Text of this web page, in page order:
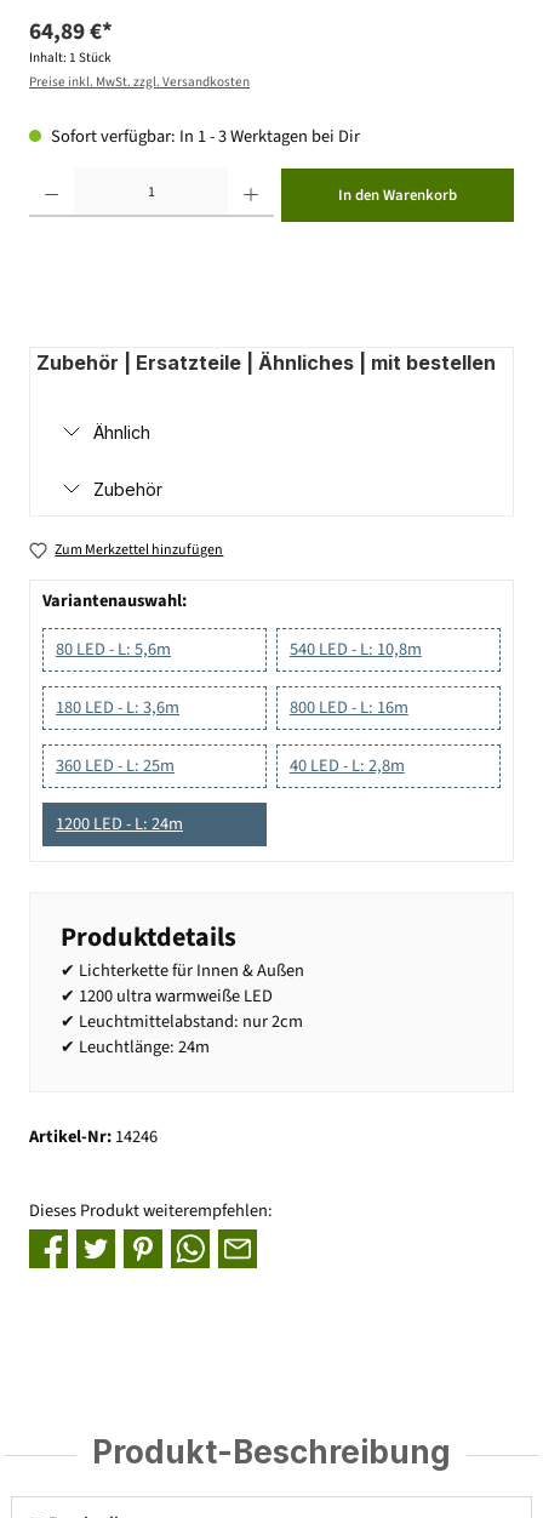
64,89 €*
Inhalt: 1 Stück
Preise inkl. MwSt. zzgl. Versandkosten
Sofort verfügbar: In 1 - 3 Werktagen bei Dir
In den Warenkorb
Zubehör | Ersatzteile | Ähnliches | mit bestellen
Ähnlich
Zubehör
Zum Merkzettel hinzufügen
Variantenauswahl:
80 LED - L: 5,6m
540 LED - L: 10,8m
180 LED - L: 3,6m 800 LED - L: 16m
360 LED - L: 25m 40 LED - L: 2,8m
1200 LED - L: 24m
Produktdetails
✔ Lichterkette für Innen & Außen
✔ 1200 ultra warmweiße LED
✔ Leuchtmittelabstand: nur 2cm
✔ Leuchtlänge: 24m
Artikel-Nr:14246
Dieses Produkt weiterempfehlen:
Produkt-Beschreibung